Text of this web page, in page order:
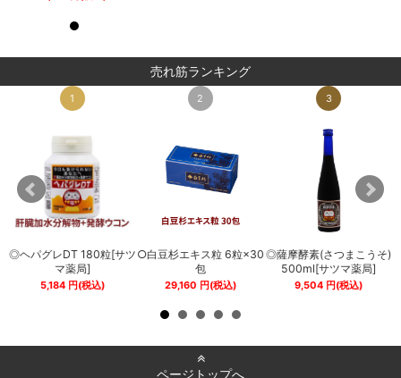
売れ筋ランキング
1
◎ヘパグレDT 180粒[サツ
マ薬局]
5,184円(税込)
2
○白豆杉エキス粒 6粒×30
包
29,160 円(税込)
3
◎薩摩酵素(さつまこうそ)
500ml[サツマ薬局]
9,504 円(税込)
ページトップへ